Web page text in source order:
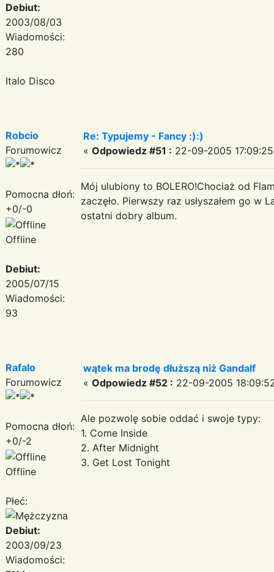
Debiut:
2003/08/03
Wiadomości:
280
Italo Disco
Robcio
Forumowicz
Pomocna dłoń:
+0/-0
Offline
Debiut:
2005/07/15
Wiadomości:
93
Re: Typujemy - Fancy :):)
« Odpowiedz #51 : 22-09-2005
Mój ulubiony to BOLERO!Chociaż od
zaczęło. Pierwszy raz usłyszałem go
ostatni dobry album.
Rafalo
Forumowicz
Pomocna dłoń:
+0/-2
Offline
Płeć:
Debiut:
2003/09/23
Wiadomości:
wątek ma brodę dłuższą niż Gandalf
« Odpowiedz #52 : 22-09-2005
Ale pozwolę sobie oddać i swoje typy:
1. Come Inside
2. After Midnight
3. Get Lost Tonight